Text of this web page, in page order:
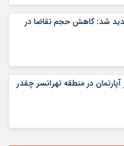
جدید شد: کاهش حجم تقاضا در
در منطقه تهرانسر چقدر